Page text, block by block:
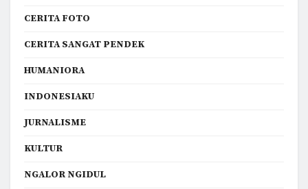
CERITA FOTO
CERITA SANGAT PENDEK
HUMANIORA
INDONESIAKU
JURNALISME
KULTUR
NGALOR NGIDUL